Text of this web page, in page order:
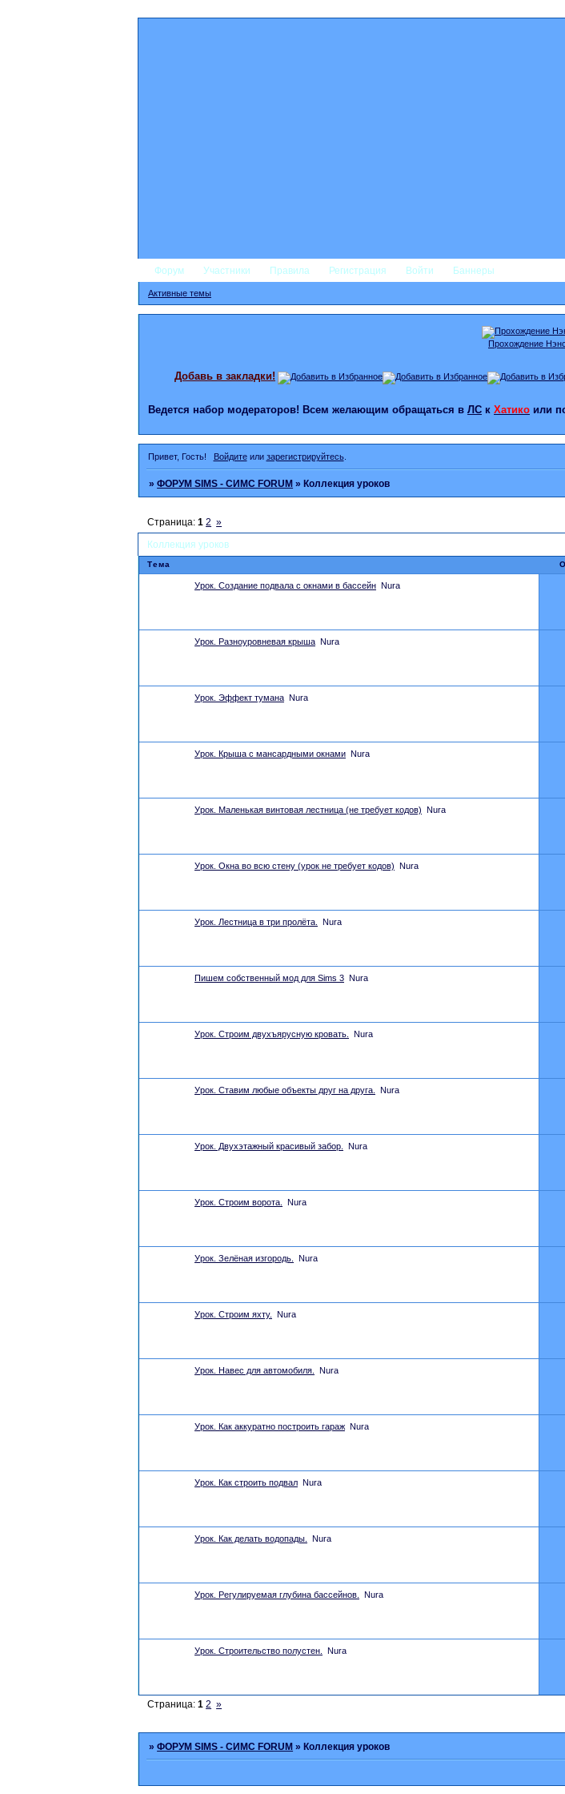
Форум Участники Правила Регистрация Войти Баннеры
Активные темы
Прохождение
Добавь в закладки!
Ведется набор модераторов! Всем желающим обращаться в ЛС к Хатико или
Привет, Гость! Войдитеили зарегистрируйтесь.
»ФОРУМ SIMS - СИМС FORUM »Коллекция уроков
Коллекция уроков
Страница:1 2 »
Тема
Урок. Создание подвала с окнами в бассейн Nura
Урок. Разноуровневая крыша Nura
Урок. Эффект тумана Nura
Урок. Крыша с мансардными окнами Nura
Урок. Маленькая винтовая лестница (не требует кодов) Nura
Урок. Окна во всю стену (урок не требует кодов) Nura
Урок. Лестница в три пролёта.
Nura
Пишем собственный мод для Sims 3 Nura
Урок. Строим двухъярусную кровать.
Nura
Урок. Ставим любые объекты друг на друга.
Nura
Урок. Двухэтажный красивый забор.
Nura
Урок. Строим ворота.
Nura
Урок. Зелёная изгородь.
Nura
Урок. Строим яхту.
Nura
Урок. Навес для автомобиля.
Nura
Урок. Как аккуратно построить гараж Nura
Урок. Как строить подвал Nura
Урок. Как делать водопады.
Nura
Урок. Регулируемая глубина бассейнов.
Nura
Урок. Строительство полустен.
Nura
Страница:1 2 »
»ФОРУМ SIMS - СИМС FORUM » Коллекция уроков